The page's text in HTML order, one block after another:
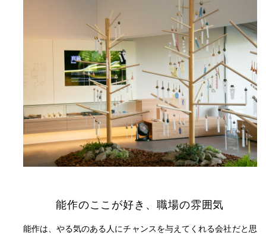
能作のここが好き、職場の雰囲気
能作は、やる気のある人にチャンスを与えてくれる会社だと思